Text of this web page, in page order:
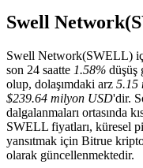
USDT Vadeli
Swell
Swell Network(SWELL)
son 24 saatte 1.58% düşüş
olup, dolaşımdaki arz 5.15
$239.64 milyon USD'dir.
dalgalanmaları ortasında
SWELL fiyatları, küresel
yansıtmak için Bitrue
olarak güncellenmektedir.